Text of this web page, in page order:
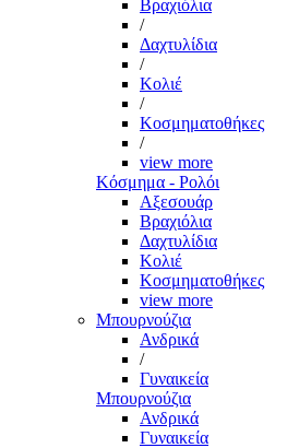
Βραχιόλια
/
Δαχτυλίδια
/
Κολιέ
/
Κοσμηματοθήκες
/
view more
Κόσμημα - Ρολόι
Αξεσουάρ
Βραχιόλια
Δαχτυλίδια
Κολιέ
Κοσμηματοθήκες
view more
Μπουρνούζια
Ανδρικά
/
Γυναικεία
Μπουρνούζια
Ανδρικά
Γυναικεία